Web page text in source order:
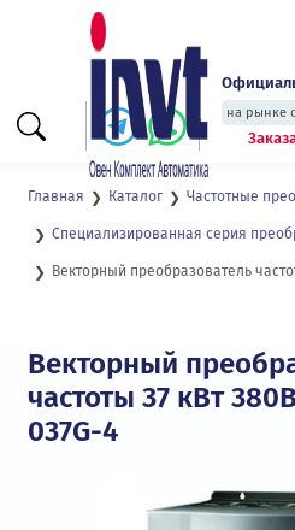
на рынке
+7
Главная Каталог Частотные
Векторный
частоты 37 кВт
037G-4